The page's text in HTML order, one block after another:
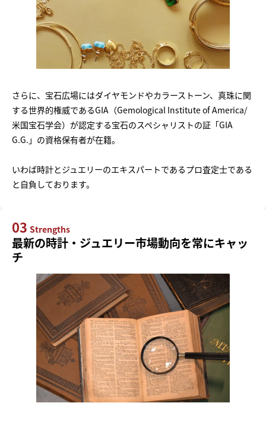
さらに、宝石広場にはダイヤモンドやカラーストーン、真珠に関
する世界的権威であるGIA（Gemological Institute of America/
米国宝石学会）が認定する宝石のスペシャリストの証「GIA
G.G.」の資格保有者が在籍。
いわば時計とジュエリーのエキスパートであるプロ査定士である
と自負しております。
03 Strengths
最新の時計・ジュエリー市場動向を常にキャッ
チ